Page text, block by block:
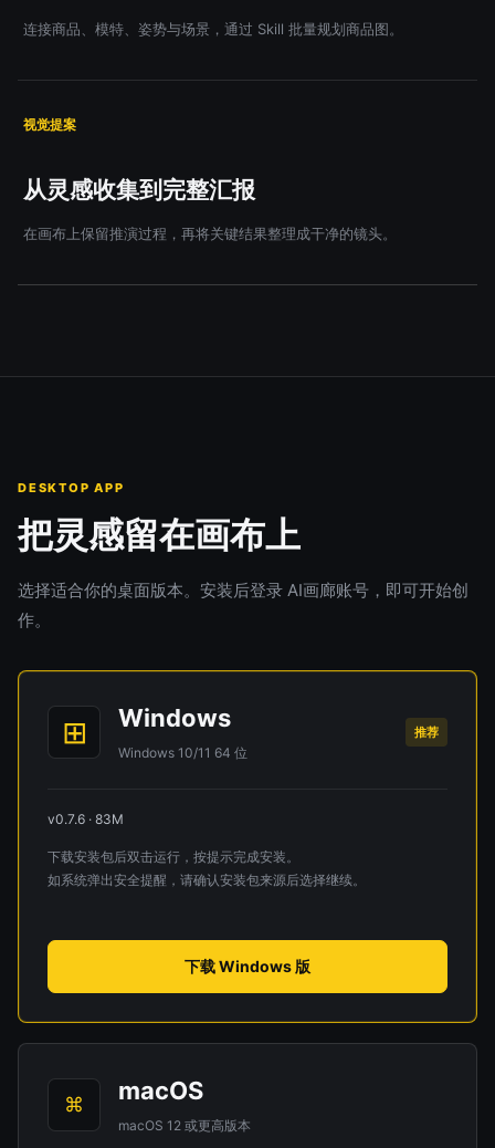
连接商品、模特、姿势与场景，通过 Skill 批量规划商品图。
视觉提案
从灵感收集到完整汇报
在画布上保留推演过程，再将关键结果整理成干净的镜头。
DESKTOP APP
把灵感留在画布上
选择适合你的桌面版本。安装后登录 AI画廊账号，即可开始创
作。
⊞ Windows
Windows 10/11 64 位
推荐
v0.7.6 · 83M
下载安装包后双击运行，按提示完成安装。
如系统弹出安全提醒，请确认安装包来源后选择继续。
下载 Windows 版
⌘ macOS
macOS 12 或更高版本